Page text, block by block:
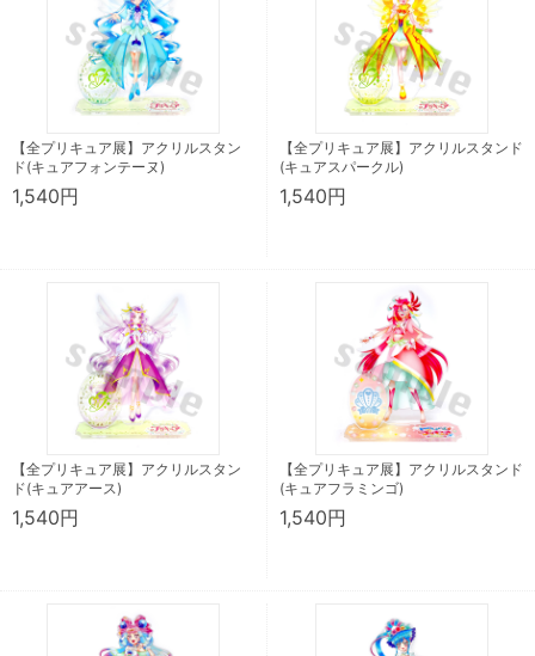
【全プリキュア展】アクリルスタン
ド(キュアフォンテーヌ)
1,540円
【全プリキュア展】アクリルスタンド
(キュアスパークル)
1,540円
【全プリキュア展】アクリルスタン
ド(キュアアース)
1,540円
【全プリキュア展】アクリルスタンド
(キュアフラミンゴ)
1,540円